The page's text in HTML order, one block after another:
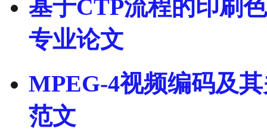
基于CTP流程的印刷
专业论文
MPEG-4视频编码及
范文